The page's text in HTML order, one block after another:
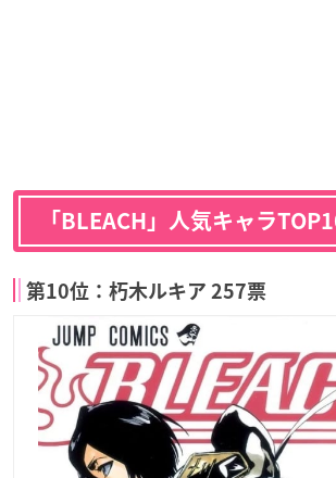
「BLEACH」人気キャラ
第10位：朽木ルキア 257票